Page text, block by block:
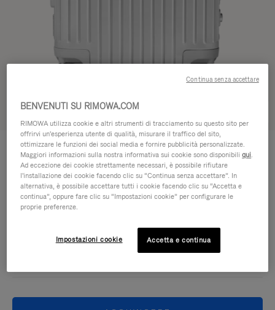
ORIGINAL
Cabin €1.200,00
Guida alle dimensioni
Dimensioni
Cabin 55 x 40 x 23 cm
BENVENUTI SU RIMOWA.COM
RIMOWA utilizza cookie e altri strumenti di tracciamento su questo sito per
offrirvi un'esperienza utente di qualità, misurare il traffico del sito,
ottimizzare le funzioni dei social media e fornire pubblicità personalizzate.
Maggiori informazioni sulla nostra informativa sui cookie sono disponibiliqui.
Ad eccezione dei cookie strettamente necessari, è possibile rifiutare
l'installazione dei cookie facendo clic su “Continua senza accettare”. In
alternativa, è possibile accettare tutti i cookie facendo clic su “Accetta e
continua”, oppure fare clic su “Impostazioni cookie” per configurare le
proprie preferenze.
Impostazioni cookie Accetta e continua
Continua senza accettare